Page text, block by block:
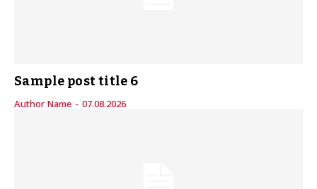
Sample post title 6
Author Name - 07.08.2026